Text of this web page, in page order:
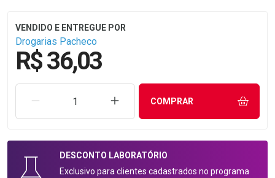
Drogarias Pacheco
R$ 36,03
REMOVER UMA UNIDADEAUMENTAR UMA UNIDADE
COMPRAR
DESCONTO LABORATÓRIO
Exclusivo para clientes cadastrados no programa